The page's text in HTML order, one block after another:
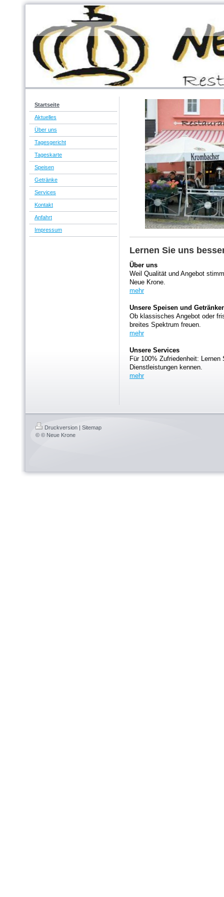
Startseite
Aktuelles
Über uns
Tagesgericht
Tageskarte
Speisen
Getränke
Services
Kontakt
Anfahrt
Impressum
Lernen Sie uns
Über uns
Weil Qualität und Angebot
Neue Krone.
mehr
Unsere Speisen und
Ob klassisches Angebot oder
breites Spektrum freuen.
mehr
Unsere Services
Für 100% Zufriedenheit:
Dienstleistungen kennen.
mehr
Druckversion | Sitemap
© © Neue Krone